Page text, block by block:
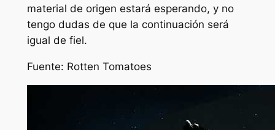
material de origen estará esperando, y no
tengo dudas de que la continuación será
igual de fiel.
Fuente: Rotten Tomatoes